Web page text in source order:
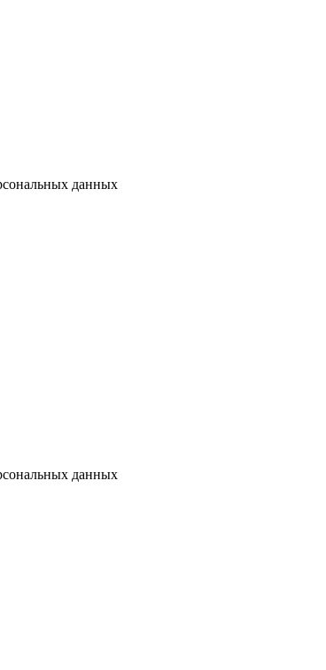
данных
данных